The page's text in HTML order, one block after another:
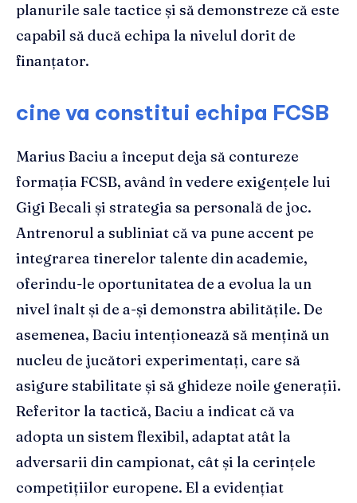
planurile sale tactice și să demonstreze că este
capabil să ducă echipa la nivelul dorit de
finanțator.
cine va constitui echipa FCSB
Marius Baciu a început deja să contureze
formația FCSB, având în vedere exigențele lui
Gigi Becali și strategia sa personală de joc.
Antrenorul a subliniat că va pune accent pe
integrarea tinerelor talente din academie,
oferindu-le oportunitatea de a evolua la un
nivel înalt și de a-și demonstra abilitățile. De
asemenea, Baciu intenționează să mențină un
nucleu de jucători experimentați, care să
asigure stabilitate și să ghideze noile generații.
Referitor la tactică, Baciu a indicat că va
adopta un sistem flexibil, adaptat atât la
adversarii din campionat, cât și la cerințele
competițiilor europene. El a evidențiat